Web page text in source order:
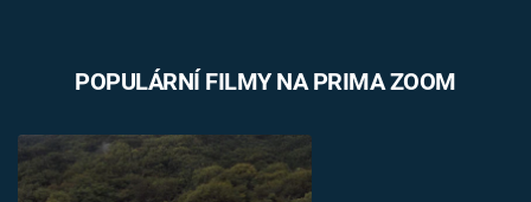
POPULÁRNÍ FILMY NA PRIMA ZOOM